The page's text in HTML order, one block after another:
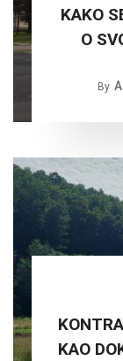
KAKO
O
By
KAO